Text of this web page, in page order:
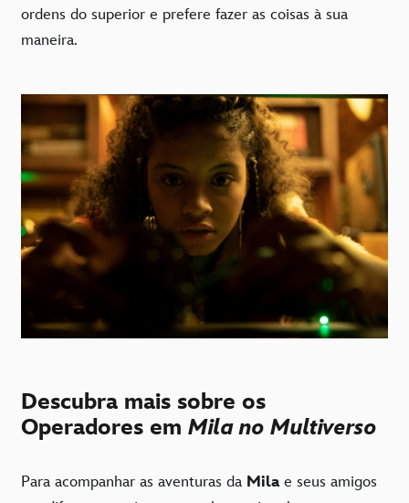
ordens do superior e prefere fazer as coisas à sua
maneira.
Descubra mais sobre os
Operadores em Mila no Multiverso
Para acompanhar as aventuras da Milae seus amigos